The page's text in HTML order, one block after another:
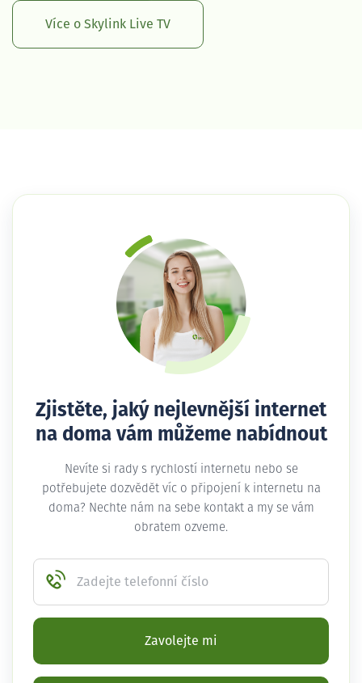
Více o Skylink Live TV
Zjistěte, jaký nejlevnější internet
na doma vám můžeme nabídnout
Nevíte si rady s rychlostí internetu nebo se
potřebujete dozvědět víc o připojení k internetu na
doma? Nechte nám na sebe kontakt a my se vám
obratem ozveme.
Zadejte telefonní číslo
Zavolejte mi